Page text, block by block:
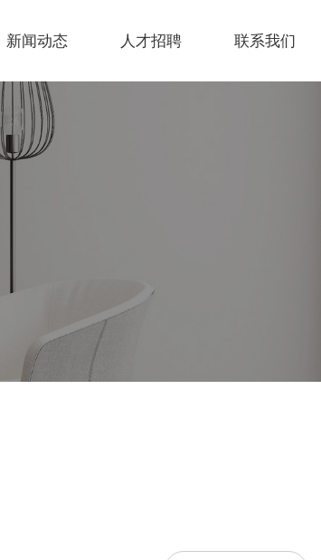
新闻动态 人才招聘 联系我们